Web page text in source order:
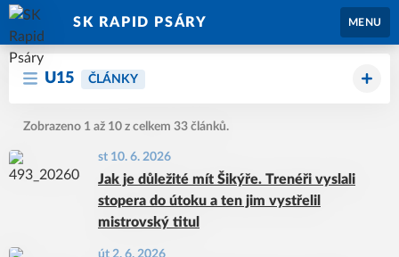
SK RAPID PSÁRY MENU
U15 ČLÁNKY
Zobrazeno 1 až 10 z celkem 33 článků.
st 10. 6. 2026
Jak je důležité mít Šikýře. Trenéři vyslali
stopera do útoku a ten jim vystřelil
mistrovský titul
út 2. 6. 2026